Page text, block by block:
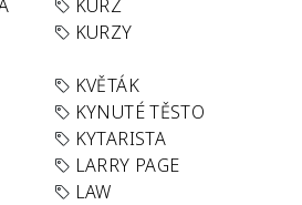
KURZ
KURZY
KVĚTÁK
KYNUTÉ TĚSTO
KYTARISTA
LARRY PAGE
LAW